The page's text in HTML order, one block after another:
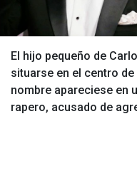
El hijo pequeño de
situarse en el centro
nombre apareciese en
rapero, acusado de